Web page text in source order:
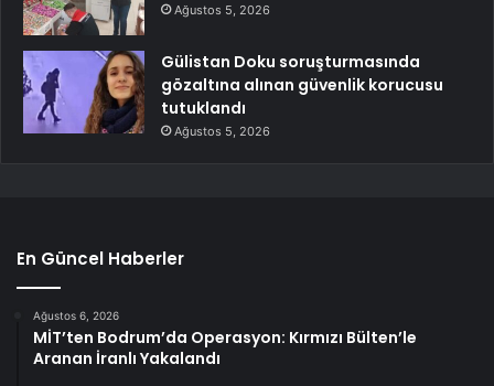
Ağustos 5, 2026
Gülistan Doku soruşturmasında
gözaltına alınan güvenlik korucusu
tutuklandı
Ağustos 5, 2026
En Güncel Haberler
Ağustos 6, 2026
MİT’ten Bodrum’da Operasyon: Kırmızı Bülten’le
Aranan İranlı Yakalandı